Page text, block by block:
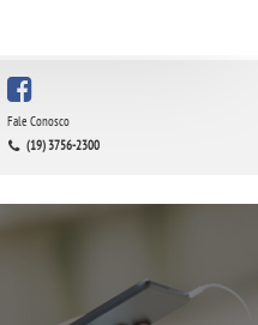
Fale Conosco
(19) 3756-2300